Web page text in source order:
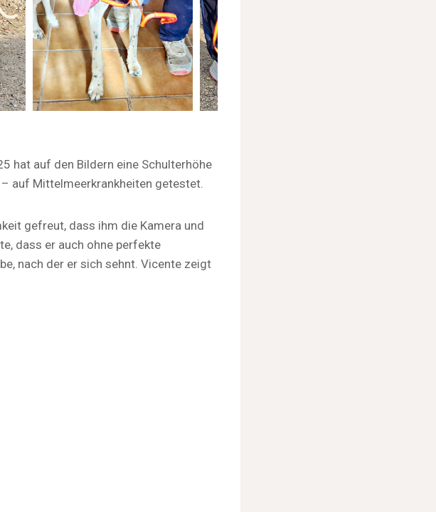
hat auf den Bildern eine Schulterhöhe
auf Mittelmeerkrankheiten getestet.
gefreut, dass ihm die Kamera und
dass er auch ohne perfekte
nach der er sich sehnt. Vicente zeigt